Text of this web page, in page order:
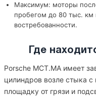
Максимум: моторы
пробегом до 80 тыс. км
востребованности.
Где
Porsche MCT.MA имеет
цилиндров возле стыка
площадку от грязи и